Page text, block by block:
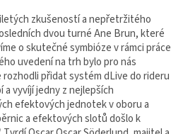
zkušeností a nepřetržitého
dvou turné Ane Brun, které
o skutečné symbióze v rámci práce
uvedení na trh bylo pro nás
přidat systém dLive do rideru
a vyvíjí jedny z nejlepších
efektových jednotek v oboru a
a efektových slotů došlo k